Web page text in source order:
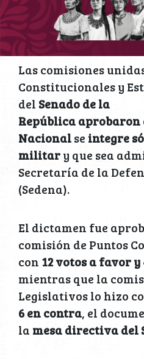
Las comisiones
Constitucionales y
del Senado de la
República aprobaron
Nacionalse integre
military que sea
Secretaría de la
(Sedena).
El dictamen fue
comisión de Puntos
con 12 votos a favor
mientras que la
Legislativos lo hizo
6 en contra, el
la mesa directiva del